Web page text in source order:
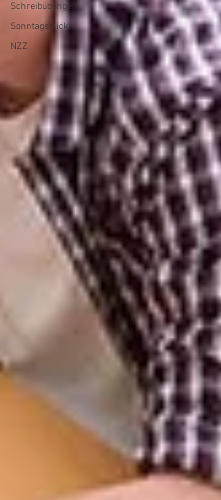
Schreibübungen
Sonntagsblick
NZZ